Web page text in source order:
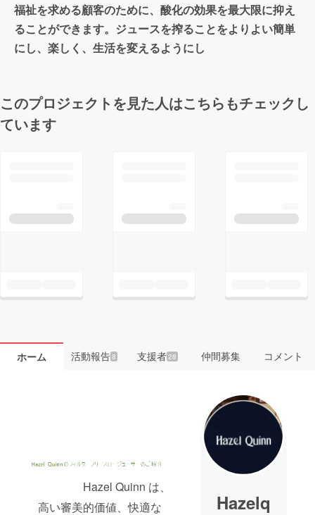
福祉を求める顧客のために、酸化の効果を最大限に抑え
ることができます。ジュースを搾ることをよりよい簡単
にし、楽しく、生活を変えるようにし
このプロジェクトを見た人はこちらもチェックし
ています
ホーム 活動報告8 支援者 28 仲間募集 コメント
Hazel Quinn は、
高い審美的価値、快適な
Hazelq